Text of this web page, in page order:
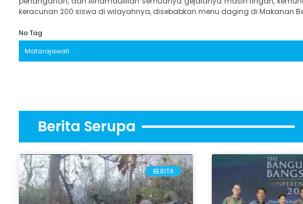
keracunan 200 siswa di wilayahnya, disebabkan menu daging di Makanan
No Tag
Matarajawali
Berita Serupa
BERITA